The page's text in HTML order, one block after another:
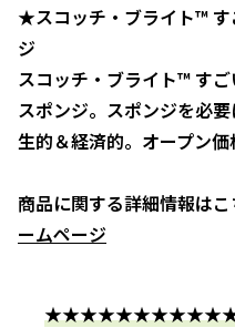
★スコッチ・ブライト™ す
ジ
スコッチ・ブライト™ す
スポンジ。スポンジを必
生的＆経済的。オープン価
商品に関する詳細情報は
ームページ
★★★★★★★★★★★★★